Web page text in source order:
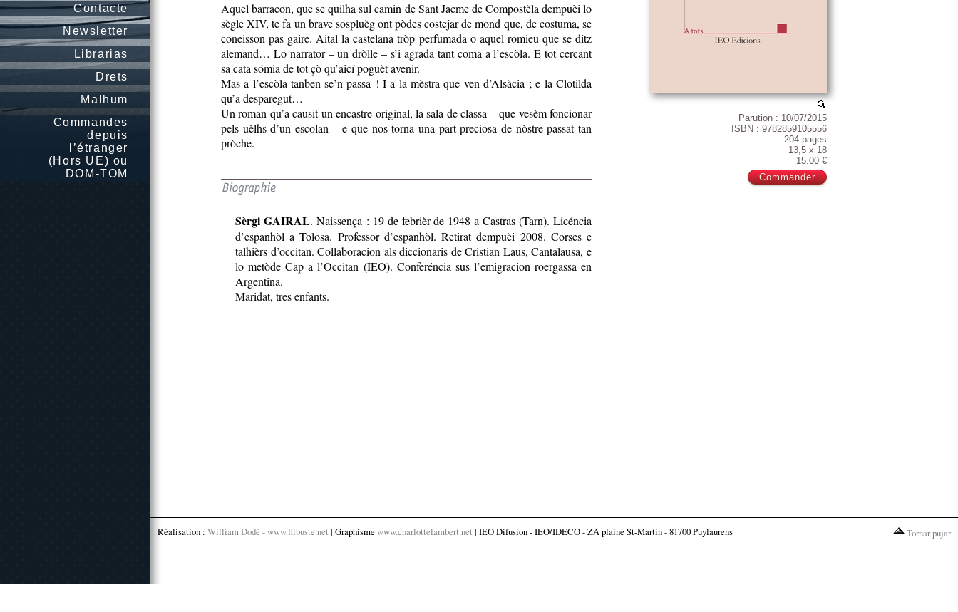
Contacte
Newsletter
Librarias
Drets
Malhum
Commandes
depuis
l’étranger
(Hors UE) ou
DOM-TOM
Parution : 10/07/2015
ISBN : 9782859105556
204 pages
13,5 x 18
15.00 €
Aquel barracon, que se quilha sul camin de Sant Jacme de Compostèla dempuèi lo
sègle XIV, te fa un brave sospluèg ont pòdes costejar de mond que, de costuma, se
coneisson pas gaire. Aital la castelana tròp perfumada o aquel romieu que se ditz
alemand… Lo narrator – un dròlle – s’i agrada tant coma a l’escòla. E tot cercant
sa cata sómia de tot çò qu’aicí poguèt avenir.
Mas a l’escòla tanben se’n passa ! I a la mèstra que ven d’Alsàcia ; e la Clotilda
qu’a desparegut…
Un roman qu’a causit un encastre original, la sala de classa – que vesèm foncionar
pels uèlhs d’un escolan – e que nos torna una part preciosa de nòstre passat tan
pròche.
Sèrgi GAIRAL. Naissença : 19 de febrièr de 1948 a Castras (Tarn). Licéncia
d’espanhòl a Tolosa. Professor d’espanhòl. Retirat dempuèi 2008. Corses e
talhièrs d’occitan. Collaboracion als diccionaris de Cristian Laus, Cantalausa, e
lo metòde Cap a l’Occitan (IEO). Conferéncia sus l’emigracion roergassa en
Argentina.
Maridat, tres enfants.
Réalisation : William Dodé - www.flibuste.net | Graphisme www.charlottelambert.net | IEO Difusion - IEO/IDECO - ZA plaine St-Martin - 81700 Puylaurens Tornar pujar